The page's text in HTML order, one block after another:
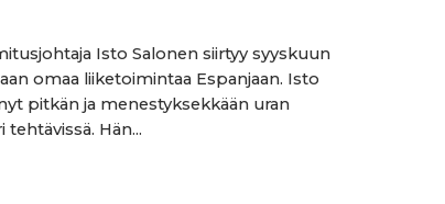
Isto Salonen siirtyy syyskuun
omaa liiketoimintaa Espanjaan. Isto
pitkän ja menestyksekkään uran
tehtävissä. Hän...